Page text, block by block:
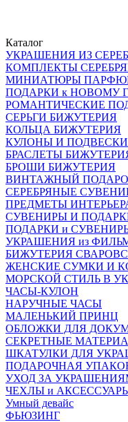
Каталог
УКРАШЕНИЯ ИЗ
КОМПЛЕКТЫ
МИНИАТЮРЫ
ПОДАРКИ к НОВОМУ
РОМАНТИЧЕСКИЕ
СЕРЬГИ БИЖУТЕРИЯ
КОЛЬЦА БИЖУТЕРИЯ
КУЛОНЫ И
БРАСЛЕТЫ
БРОШИ БИЖУТЕРИЯ
ВИНТАЖНЫЙ
СЕРЕБРЯНЫЕ
ПРЕДМЕТЫ
СУВЕНИРЫ И
ПОДАРКИ и
УКРАШЕНИЯ из
БИЖУТЕРИЯ
ЖЕНСКИЕ СУМКИ И
МОРСКОЙ СТИЛЬ В
ЧАСЫ-КУЛОН
НАРУЧНЫЕ ЧАСЫ
МАЛЕНЬКИЙ ПРИНЦ
ОБЛОЖКИ ДЛЯ
СЕКРЕТНЫЕ
ШКАТУЛКИ ДЛЯ
ПОДАРОЧНАЯ
УХОД ЗА
ЧEХЛЫ и
Умный девайс
ФЬЮЗИНГ